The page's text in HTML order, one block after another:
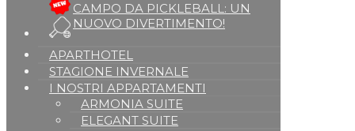
CAMPO DA PICKLEBALL: UN
NUOVO DIVERTIMENTO!
APARTHOTEL
STAGIONE INVERNALE
I NOSTRI APPARTAMENTI
ARMONIA SUITE
ELEGANT SUITE